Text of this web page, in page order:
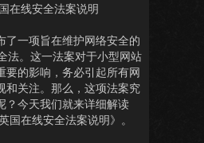
在线安全法案说明
了一项旨在维护网络安全的
法。这一法案对于小型网站
要的影响，务必引起所有网
和关注。那么，这项法案究
？今天我们就来详细解读
国在线安全法案说明》。